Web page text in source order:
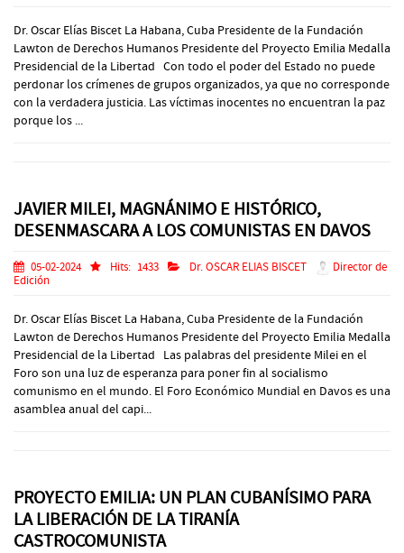
Dr. Oscar Elías Biscet La Habana, Cuba Presidente de la Fundación
Lawton de Derechos Humanos Presidente del Proyecto Emilia Medalla
Presidencial de la Libertad Con todo el poder del Estado no puede
perdonar los crímenes de grupos organizados, ya que no corresponde
con la verdadera justicia. Las víctimas inocentes no encuentran la paz
porque los ...
JAVIER MILEI, MAGNÁNIMO E HISTÓRICO,
DESENMASCARA A LOS COMUNISTAS EN DAVOS
05-02-2024 Hits: 1433 Dr. OSCAR ELIAS BISCET
Director de
Edición
Dr. Oscar Elías Biscet La Habana, Cuba Presidente de la Fundación
Lawton de Derechos Humanos Presidente del Proyecto Emilia Medalla
Presidencial de la Libertad Las palabras del presidente Milei en el
Foro son una luz de esperanza para poner fin al socialismo
comunismo en el mundo. El Foro Económico Mundial en Davos es una
asamblea anual del capi...
PROYECTO EMILIA: UN PLAN CUBANÍSIMO PARA
LA LIBERACIÓN DE LA TIRANÍA
CASTROCOMUNISTA